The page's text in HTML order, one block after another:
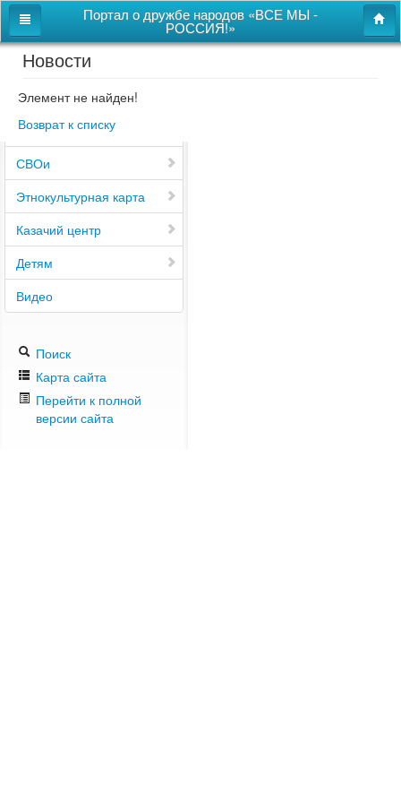
Портал о дружбе народов «ВСЕ МЫ -
РОССИЯ!»
Главная
Дом дружбы народов
Новости
СВОи
Этнокультурная карта
Казачий центр
Детям
Видео
Поиск
Карта сайта
Перейти к полной
версии сайта
Новости
Элемент не найден!
Возврат к списку